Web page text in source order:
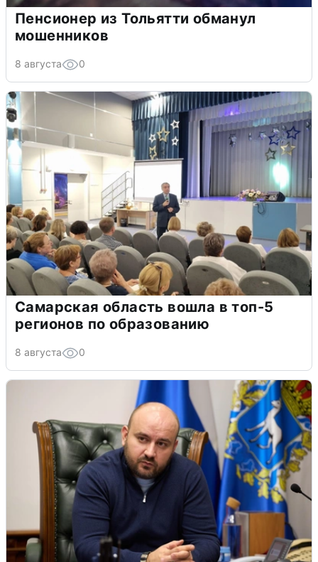
Пенсионер из Тольятти обманул
мошенников
8 августа 0
Самарская область вошла в топ-5
регионов по образованию
8 августа 0